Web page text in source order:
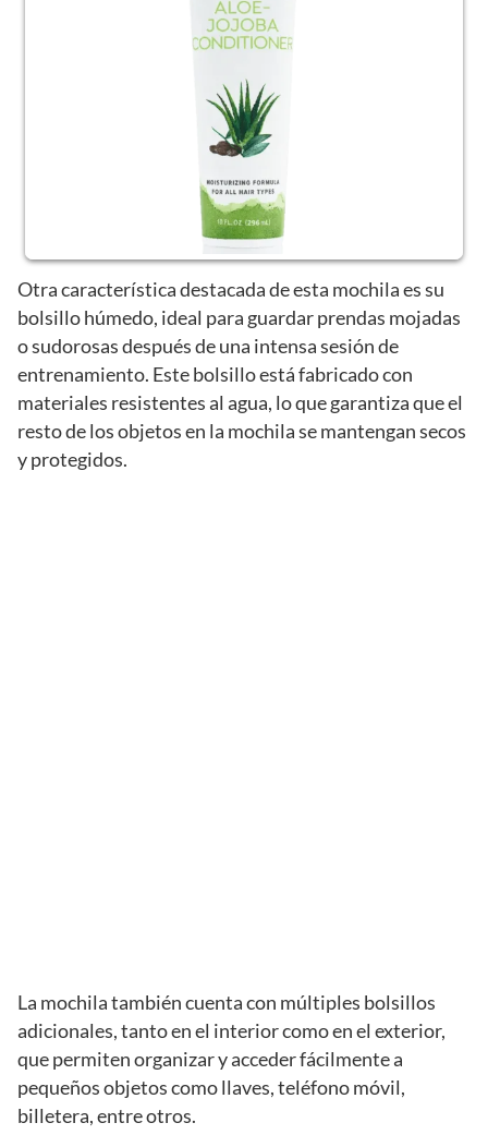
Otra característica destacada de esta mochila es su
bolsillo húmedo, ideal para guardar prendas mojadas
o sudorosas después de una intensa sesión de
entrenamiento. Este bolsillo está fabricado con
materiales resistentes al agua, lo que garantiza que el
resto de los objetos en la mochila se mantengan secos
y protegidos.
La mochila también cuenta con múltiples bolsillos
adicionales, tanto en el interior como en el exterior,
que permiten organizar y acceder fácilmente a
pequeños objetos como llaves, teléfono móvil,
billetera, entre otros.